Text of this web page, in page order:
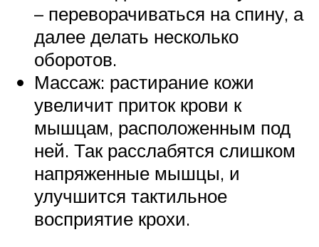
– переворачиваться на спину, а
далее делать несколько
оборотов.
Массаж: растирание кожи
увеличит приток крови к
мышцам, расположенным под
ней. Так расслабятся слишком
напряженные мышцы, и
улучшится тактильное
восприятие крохи.